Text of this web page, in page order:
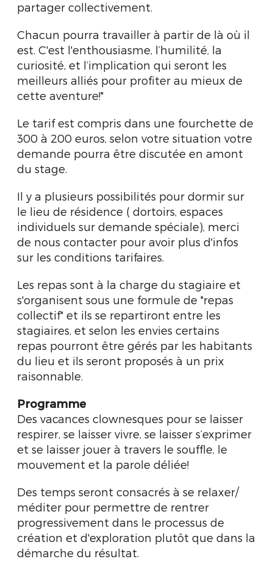
partager collectivement.
Chacun pourra travailler à partir de là où il
est. C'est l'enthousiasme, l’humilité, la
curiosité, et l’implication qui seront les
meilleurs alliés pour profiter au mieux de
cette aventure!"
Le tarif est compris dans une fourchette de
300 à 200 euros, selon votre situation votre
demande pourra être discutée en amont
du stage.
Il y a plusieurs possibilités pour dormir sur
le lieu de résidence ( dortoirs, espaces
individuels sur demande spéciale), merci
de nous contacter pour avoir plus d'infos
sur les conditions tarifaires.
Les repas sont à la charge du stagiaire et
s'organisent sous une formule de "repas
collectif" et ils se repartiront entre les
stagiaires, et selon les envies certains
repas pourront être gérés par les habitants
du lieu et ils seront proposés à un prix
raisonnable.
Programme
Des vacances clownesques pour se laisser
respirer, se laisser vivre, se laisser s’exprimer
et se laisser jouer à travers le souffle, le
mouvement et la parole déliée!
Des temps seront consacrés à se relaxer/
méditer pour permettre de rentrer
progressivement dans le processus de
création et d'exploration plutôt que dans la
démarche du résultat.